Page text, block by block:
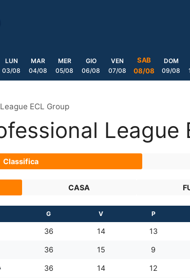
LUN
03/08
MAR
04/08
MER
05/08
GIO
06/08
VEN
07/08
SAB
08/08
DOM
09/08
ECL Group
League
Classifica
CASA
G V P
36 14 13
36 15 9
36 14 12